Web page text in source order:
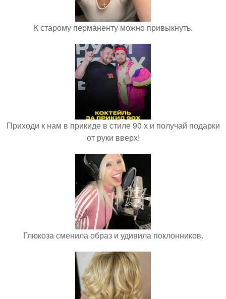
К старому перманенту можно привыкнуть.
Приходи к нам в прикиде в стиле 90 х и получай подарки
от руки вверх!
Глюкоза сменила образ и удивила поклонников.